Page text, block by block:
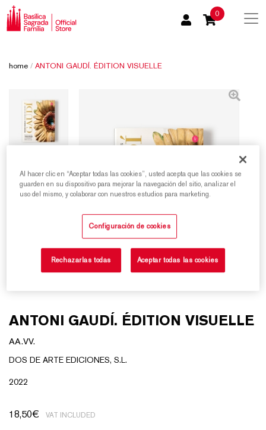
0
home / ANTONI GAUDÍ. ÉDITION VISUELLE
ANTONI GAUDÍ. ÉDITION VISUELLE
AA.VV.
DOS DE ARTE EDICIONES, S.L.
2022
18,50€ VAT INCLUDED
Al hacer clic en “Aceptar todas las cookies”, usted acepta que las cookies se
guarden en su dispositivo para mejorar la navegación del sitio, analizar el
uso del mismo, y colaborar con nuestros estudios para marketing.
Configuración de cookies
Rechazarlas todas Aceptar todas las cookies